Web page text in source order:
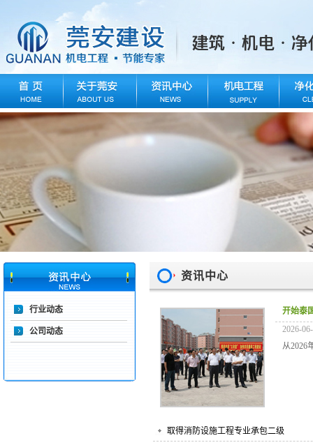
行业动态
公司动态
资讯中心
开始泰
2026-
从2026
取得消防设施工程专业承包二级